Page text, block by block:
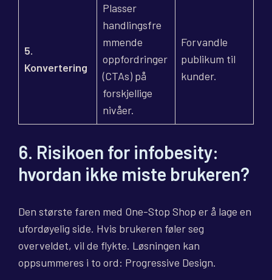
5.
Konvertering
Plasser
handlingsfre
mmende
oppfordringer
(CTAs) på
forskjellige
nivåer.
Forvandle
publikum til
kunder.
6. Risikoen for infobesity:
hvordan ikke miste brukeren?
Den største faren med One-Stop Shop er å lage en
ufordøyelig side. Hvis brukeren føler seg
overveldet, vil de flykte. Løsningen kan
oppsummeres i to ord: Progressive Design.